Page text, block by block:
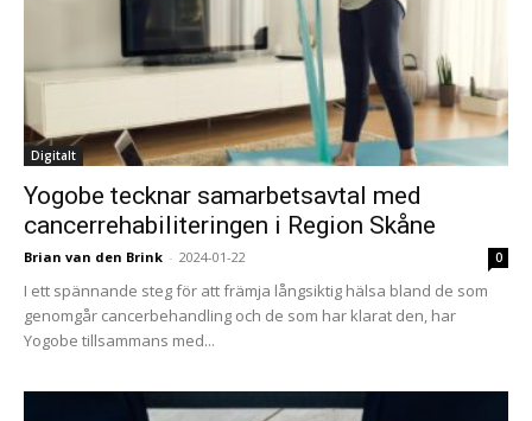
Digitalt
Yogobe tecknar samarbetsavtal med
cancerrehabiliteringen i Region Skåne
Brian van den Brink - 2024-01-22 0
I ett spännande steg för att främja långsiktig hälsa bland de som
genomgår cancerbehandling och de som har klarat den, har
Yogobe tillsammans med...